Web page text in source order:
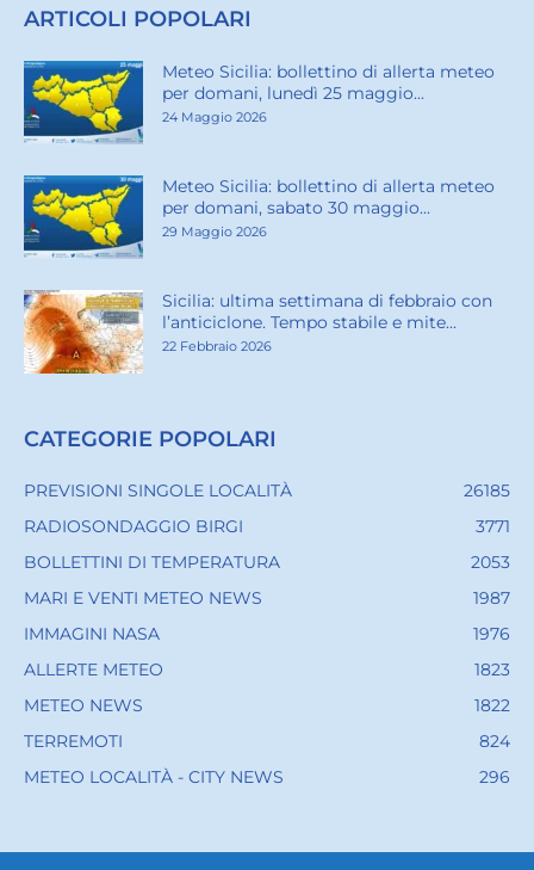
ARTICOLI POPOLARI
Meteo Sicilia: bollettino di allerta meteo
per domani, lunedì 25 maggio...
24 Maggio 2026
Meteo Sicilia: bollettino di allerta meteo
per domani, sabato 30 maggio...
29 Maggio 2026
Sicilia: ultima settimana di febbraio con
l’anticiclone. Tempo stabile e mite...
22 Febbraio 2026
CATEGORIE POPOLARI
PREVISIONI SINGOLE LOCALITÀ
26185
RADIOSONDAGGIO BIRGI
3771
BOLLETTINI DI TEMPERATURA
2053
MARI E VENTI METEO NEWS
1987
IMMAGINI NASA
1976
ALLERTE METEO
1823
METEO NEWS
1822
TERREMOTI
824
METEO LOCALITÀ - CITY NEWS
296